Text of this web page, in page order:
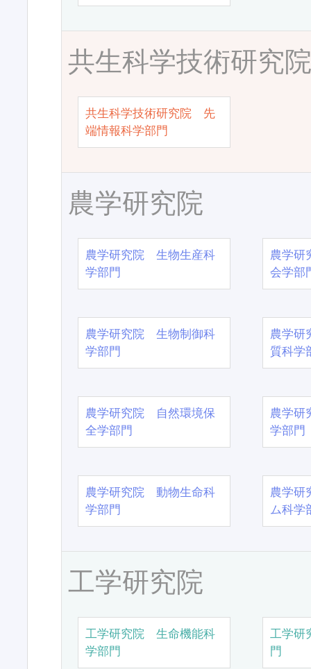
共生科学技術研究
共生科学技術研究院 先
端情報科学部門
農学研究院
農学研究院 生物生産科
学部門
農学
会学部
農学研究院 生物制御科
学部門
農学
質科学
農学研究院 自然環境保
全学部門
農学
学部門
農学研究院 動物生命科
学部門
農学
ム科学
工学研究院
工学研究院 生命機能科
学部門
工学研
門